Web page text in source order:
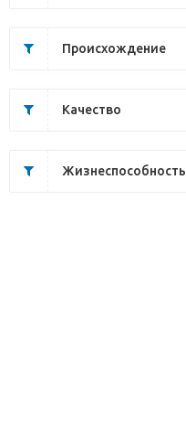
Происхождение
Качество
Жизнеспособность